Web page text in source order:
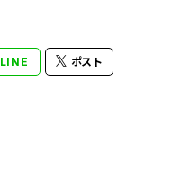
LINE ポスト